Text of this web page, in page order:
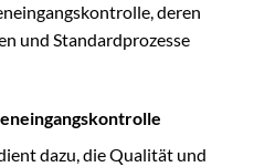
deren
und Standardprozesse
dazu, die Qualität und